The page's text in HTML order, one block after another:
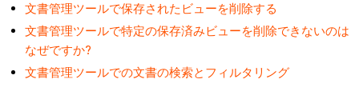
文書管理ツールで保存されたビューを削除する
文書管理ツールで特定の保存済みビューを削除できないのは
なぜですか?
文書管理ツールでの文書の検索とフィルタリング